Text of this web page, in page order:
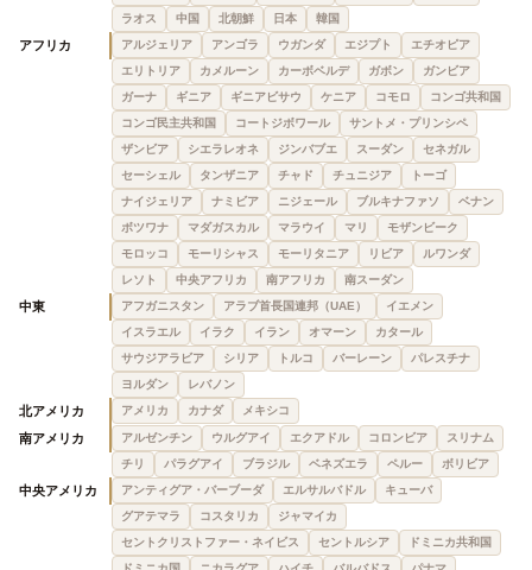
ラオス
中国 北朝鮮 日本 韓国
アフリカ アルジェリア アンゴラ ウガンダ エジプト
エチオピア
エリトリア
カメルーン カーボベルデ ガボン
ガンビア
ガーナ
ギニア ギニアビサウ ケニア コモロ
コンゴ共和国
コンゴ民主共和国
コートジボワール
サントメ・プリンシペ
ザンビア
シエラレオネ ジンバブエ スーダン
セネガル
セーシェル
タンザニア チャド チュニジア
トーゴ
ナイジェリア
ナミビア ニジェール ブルキナファソ
ベナン
ボツワナ
マダガスカル マラウイ マリ
モザンビーク
モロッコ
モーリシャス モーリタニア リビア
ルワンダ
レソト
中央アフリカ 南アフリカ 南スーダン
中東 アフガニスタン アラブ首長国連邦（UAE）
イエメン
イスラエル
イラク イラン オマーン
カタール
サウジアラビア
シリア トルコ バーレーン
パレスチナ
ヨルダン
レバノン
北アメリカ アメリカ カナダ メキシコ
南アメリカ アルゼンチン ウルグアイ エクアドル コロンビア
スリナム
チリ
パラグアイ ブラジル ベネズエラ ペルー ボリビア
中央アメリカ アンティグア・バーブーダ エルサルバドル
キューバ
グアテマラ
コスタリカ
ジャマイカ
セントクリストファー・ネイビス
セントルシア
ドミニカ共和国